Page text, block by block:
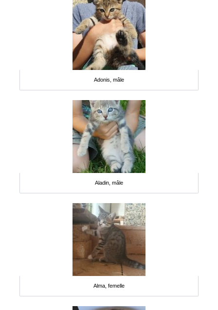
Adonis, mâle
Aladin, mâle
Alma, femelle